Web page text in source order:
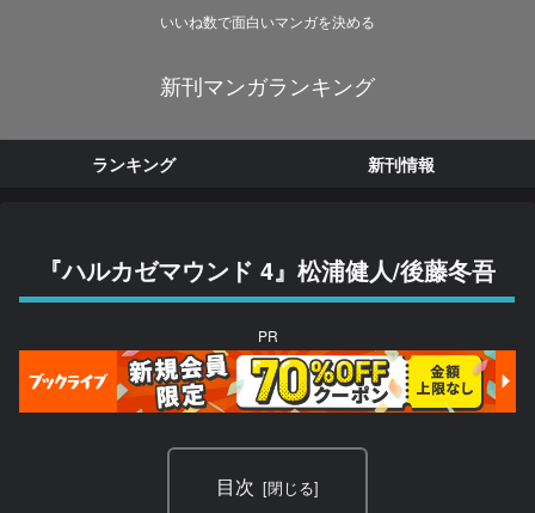
いいね数で面白いマンガを決める
新刊マンガランキング
ランキング 新刊情報
『ハルカゼマウンド 4』松浦健人/後藤冬吾
PR
目次